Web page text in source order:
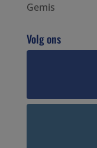
Gemis
Volg ons